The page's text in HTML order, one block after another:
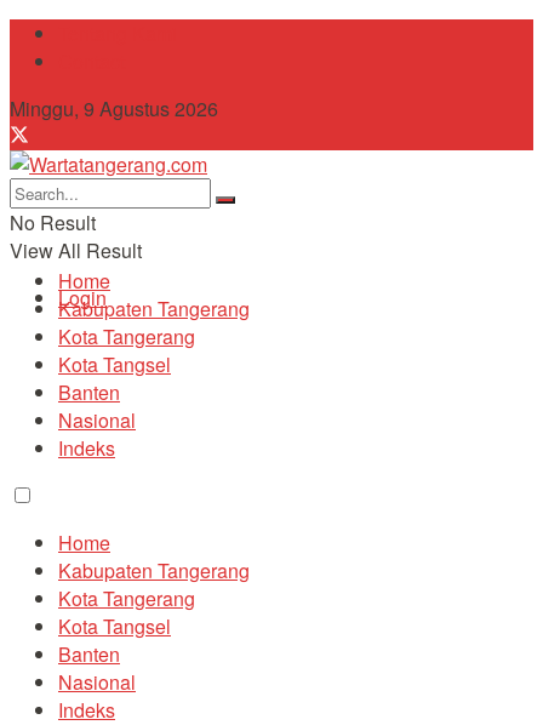
Minggu, 9 Agustus 2026
No Result
View All Result
Login
Home
Kabupaten Tangerang
Kota Tangerang
Kota Tangsel
Banten
Nasional
Indeks
Home
Kabupaten Tangerang
Kota Tangerang
Kota Tangsel
Banten
Nasional
Indeks